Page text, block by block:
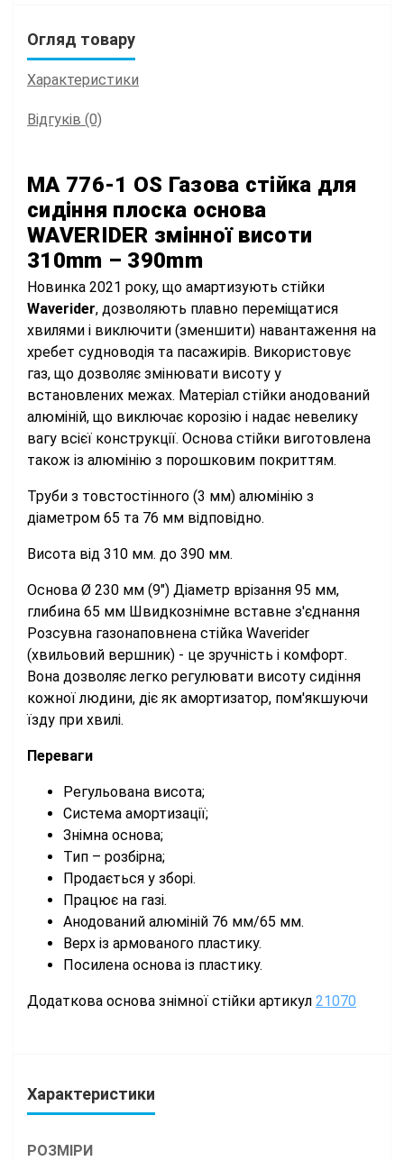
Огляд товару
Характеристики
Відгуків (0)
MA 776-1 OS Газова стійка для
сидіння плоска основа
WAVERIDER змінної висоти
310mm – 390mm
Новинка 2021 року, що амартизують стійки
Waverider, дозволяють плавно переміщатися
хвилями і виключити (зменшити) навантаження на
хребет судноводія та пасажирів. Використовує
газ, що дозволяє змінювати висоту у
встановлених межах. Матеріал стійки анодований
алюміній, що виключає корозію і надає невелику
вагу всієї конструкції. Основа стійки виготовлена
також із алюмінію з порошковим покриттям.
Труби з товстостінного (3 мм) алюмінію з
діаметром 65 та 76 мм відповідно.
Висота від 310 мм. до 390 мм.
Основа Ø 230 мм (9") Діаметр врізання 95 мм,
глибина 65 мм Швидкознімне вставне з'єднання
Розсувна газонаповнена стійка Waverider
(хвильовий вершник) - це зручність і комфорт.
Вона дозволяє легко регулювати висоту сидіння
кожної людини, діє як амортизатор, пом'якшуючи
їзду при хвилі.
Переваги
Регульована висота;
Система амортизації;
Знімна основа;
Тип – розбірна;
Продається у зборі.
Працює на газі.
Анодований алюміній 76 мм/65 мм.
Верх із армованого пластику.
Посилена основа із пластику.
Додаткова основа знімної стійки артикул 21070
Характеристики
РОЗМІРИ